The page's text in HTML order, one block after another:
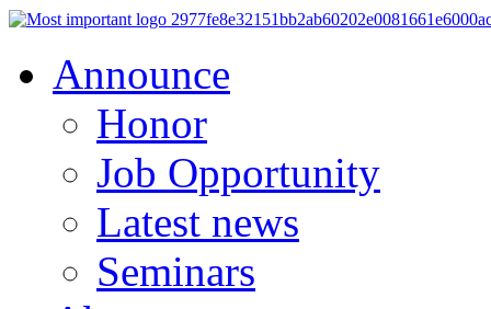
Announce
Honor
Job Opportunity
Latest news
Seminars